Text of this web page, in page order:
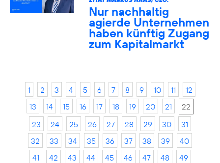
Nur nachhaltig
agierde Unternehmen
haben künftig Zugang
zum Kapitalmarkt
1 2 3 4 5 6 7 8 9 10 11
12
13
14 15 16 17 18 19 20 21
22
23
24 25 26 27 28 29 30
31
32
33 34 35 36 37 38 39
40
41
42 43 44 45 46 47 48
49